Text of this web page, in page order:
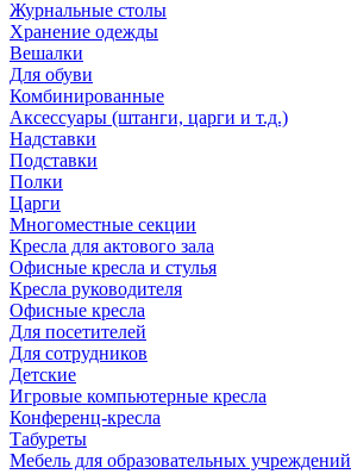
Журнальные столы
Хранение одежды
Вешалки
Для обуви
Комбинированные
Аксессуары (штанги, царги и т.д.)
Надставки
Подставки
Полки
Царги
Многоместные секции
Кресла для актового зала
Офисные кресла и стулья
Кресла руководителя
Офисные кресла
Для посетителей
Для сотрудников
Детские
Игровые компьютерные кресла
Конференц-кресла
Табуреты
Мебель для образовательных учреждений